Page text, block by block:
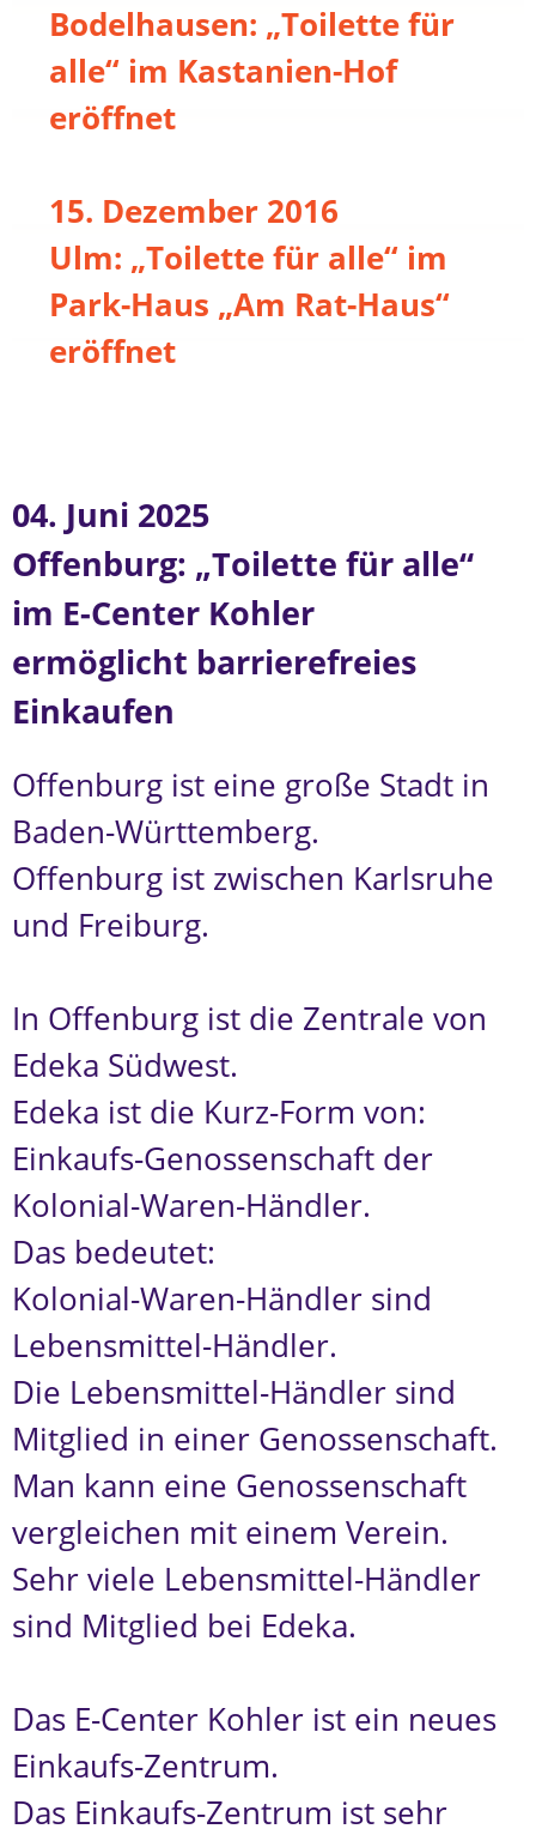
Bodelhausen: „Toilette für
alle“ im Kastanien-Hof
eröffnet
15. Dezember 2016
Ulm: „Toilette für alle“ im
Park-Haus „Am Rat-Haus“
eröffnet
04. Juni 2025
Offenburg: „Toilette für alle“
im E-Center Kohler
ermöglicht barrierefreies
Einkaufen
Offenburg ist eine große Stadt in
Baden-Württemberg.
Offenburg ist zwischen Karlsruhe
und Freiburg.
In Offenburg ist die Zentrale von
Edeka Südwest.
Edeka ist die Kurz-Form von:
Einkaufs-Genossenschaft der
Kolonial-Waren-Händler.
Das bedeutet:
Kolonial-Waren-Händler sind
Lebensmittel-Händler.
Die Lebensmittel-Händler sind
Mitglied in einer Genossenschaft.
Man kann eine Genossenschaft
vergleichen mit einem Verein.
Sehr viele Lebensmittel-Händler
sind Mitglied bei Edeka.
Das E-Center Kohler ist ein neues
Einkaufs-Zentrum.
Das Einkaufs-Zentrum ist sehr